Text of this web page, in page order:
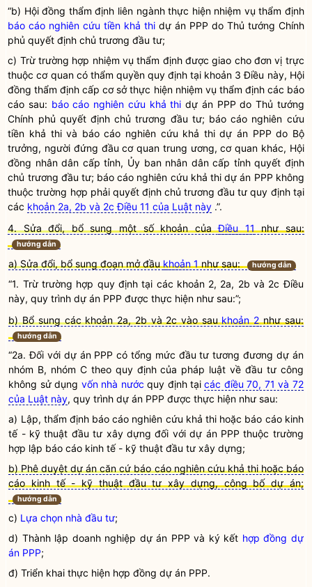
“b) Hội đồng thẩm định liên ngành thực hiện nhiệm vụ thẩm định
báo cáo nghiên cứu tiền khả thi dự án PPP do Thủ tướng Chính
phủ quyết định chủ trương đầu tư;
c) Trừ trường hợp nhiệm vụ thẩm định được giao cho đơn vị trực
thuộc cơ quan có thẩm quyềnquy định tại khoản 3 Điều này, Hội
đồng thẩm định cấp cơ sở thực hiện nhiệm vụ thẩm định các báo
cáo sau: báo cáo nghiên cứu khả thi dự án PPP do Thủ tướng
Chính phủ quyết định chủ trương đầu tư; báo cáo nghiên cứu
tiền khả thivà báo cáo nghiên cứu khả thi dự án PPP do Bộ
trưởng, người đứng đầu cơ quan trung ương, cơ quan khác, Hội
đồng nhân dân cấp tỉnh, Ủy ban nhân dâncấp tỉnh quyết định
chủ trương đầu tư; báo cáo nghiên cứu khả thi dự án PPP không
thuộc trường hợp phải quyết định chủ trương đầu tư quy định tại
các khoản 2a, 2b và 2c Điều 11 của Luật này .”.
4. Sửa đổi, bổ sung một số khoản củaĐiều 11như sau:
hướng dẫn
a) Sửa đổi, bổ sung đoạn mở đầukhoản 1như sau: hướng dẫn
“1. Trừ trường hợp quy định tại các khoản 2, 2a, 2b và 2c Điều
này, quy trìnhdự án PPP được thực hiện như sau:”;
b) Bổ sung các khoản 2a, 2b và 2c vào saukhoản 2như sau:
hướng dẫn
“2a. Đối với dự án PPP có tổng mức đầu tư tương đương dự án
nhóm B, nhóm C theo quy định của pháp luật về đầu tư công
không sử dụng vốn nhà nước quy định tạicác điều 70, 71 và 72
của Luật này, quy trìnhdự án PPP được thực hiện như sau:
a) Lập, thẩm định báo cáo nghiên cứu khả thihoặc báo cáo kinh
tế - kỹ thuật đầu tư xây dựng đối vớidự án PPP thuộc trường
hợp lập báo cáo kinh tế - kỹ thuật đầu tư xây dựng;
b) Phê duyệt dự án căn cứ báo cáo nghiên cứu khả thi hoặc báo
cáo kinh tế - kỹ thuật đầu tư xây dựng, công bố dự án;
hướng dẫn
c) Lựa chọn nhà đầu tư;
d) Thành lập doanh nghiệp dự án PPP và ký kết hợp đồng dự
án PPP;
đ) Triển khai thực hiện hợp đồngdự án PPP.